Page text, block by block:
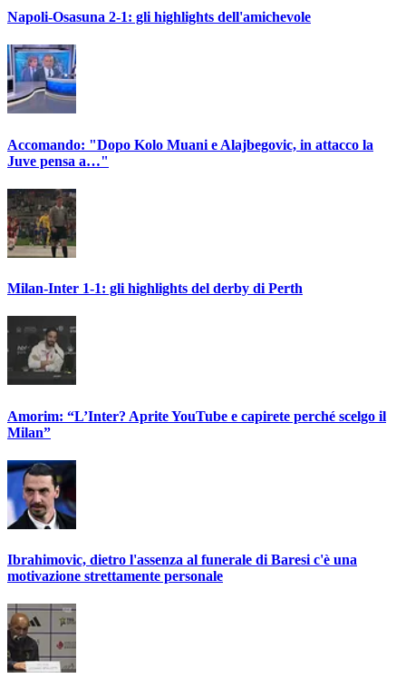
Napoli-Osasuna 2-1: gli highlights dell'amichevole
Accomando: "Dopo Kolo Muani e Alajbegovic, in attacco la
Juve pensa a…"
Milan-Inter 1-1: gli highlights del derby di Perth
Amorim: “L’Inter? Aprite YouTube e capirete perché scelgo il
Milan”
Ibrahimovic, dietro l'assenza al funerale di Baresi c'è una
motivazione strettamente personale